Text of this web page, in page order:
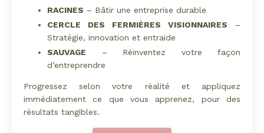
RACINES – Bâtir une entreprise durable
CERCLE DES FERMIÈRES VISIONNAIRES –
Stratégie, innovation et entraide
SAUVAGE – Réinventez votre façon
d’entreprendre
Progressez selon votre réalité et appliquez
immédiatement ce que vous apprenez, pour des
résultats tangibles.